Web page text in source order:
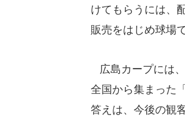
けてもらうには、
販売をはじめ球場
広島カープには
全国から集まった
答えは、今後の観